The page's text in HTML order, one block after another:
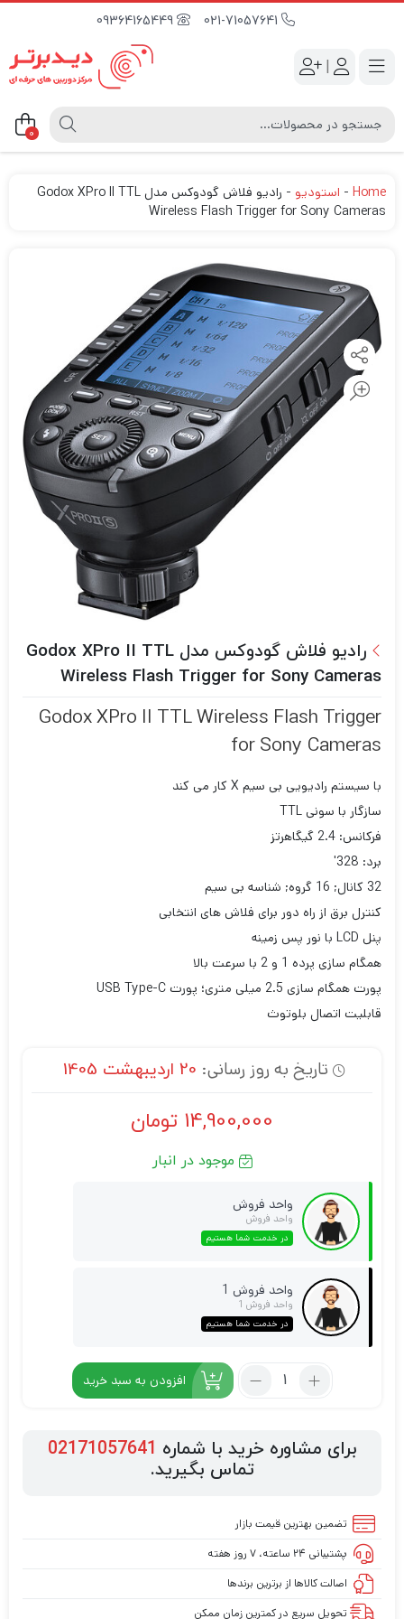
09364165449
|
0
Home
- استودیو -
رادیو فلاش گودوکس مدل Godox XPro II TTL
Wireless Flash Trigger for Sony Cameras
رادیو فلاش گودوکس مدل Godox XPro II TTL
Wireless Flash Trigger for Sony Cameras
Godox XPro II TTL Wireless Flash Trigger
for Sony Cameras
با سیستم رادیویی بی سیم X کار می کند
سازگار با سونی TTL
فرکانس: 2.4 گیگاهرتز
برد: 328′
32 کانال; 16 گروه; شناسه بی سیم
کنترل برق از راه دور برای فلاش های انتخابی
پنل LCD با نور پس زمینه
همگام سازی پرده 1 و 2 با سرعت بالا
پورت همگام سازی 2.5 میلی متری؛ پورت USB Type-C
قابلیت اتصال بلوتوث
تاریخ به روز رسانی: 20 اردیبهشت 1405
14,900,000 تومان
موجود در انبار
واحد فروش
واحد فروش
در خدمت شما هستیم
واحد فروش 1
واحد فروش 1
در خدمت شما هستیم
افزودن به سبد خرید
برای مشاوره خرید با شماره 02171057641
تماس بگیرید.
تضمین بهترین قیمت بازار
پشتیبانی ۲۴ ساعته، ۷ روز هفته
اصالت کالاها از برترین برندها
تحویل سریع در کمترین زمان ممکن